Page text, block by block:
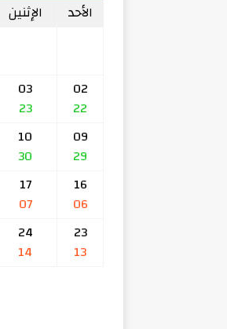
الأحد
الإثنين
02
22
03
23
09
29
10
30
16
06
17
07
23
13
24
14